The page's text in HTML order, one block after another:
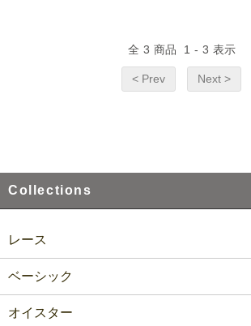
全 3 商品 1 - 3 表示
< Prev Next >
Collections
レース
ベーシック
オイスター